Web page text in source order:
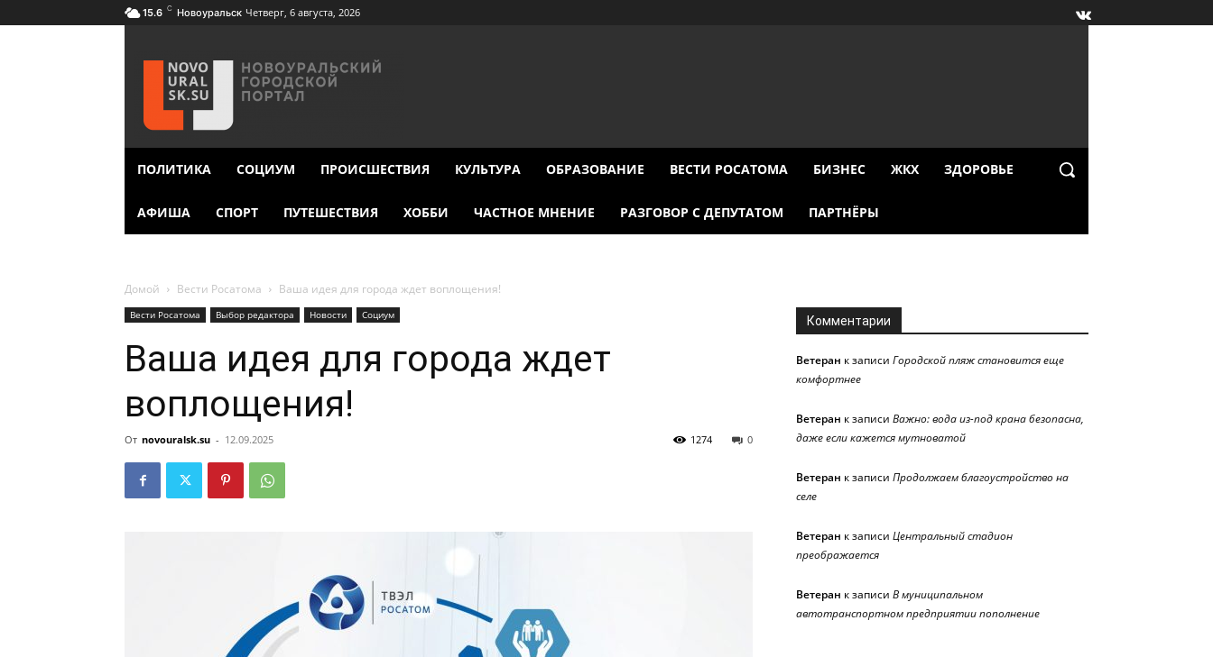
15.6 C Новоуральск Четверг, 6 августа, 2026
ПОЛИТИКА СОЦИУМ ПРОИСШЕСТВИЯ КУЛЬТУРА ОБРАЗОВАНИЕ ВЕСТИ РОСАТОМА БИЗНЕС ЖКХ ЗДОРОВЬЕ
АФИША СПОРТ ПУТЕШЕСТВИЯ ХОББИ ЧАСТНОЕ МНЕНИЕ РАЗГОВОР С ДЕПУТАТОМ ПАРТНЁРЫ
Домой Вести Росатома Ваша идея для города ждет воплощения!
Вести Росатома Выбор редактора Новости Социум
Ваша идея для города ждет
воплощения!
От novouralsk.su - 12.09.2025 0
1274
Комментарии
Ветеран к записи Городской пляж становится еще
комфортнее
Ветеран к записи Важно: вода из-под крана безопасна,
даже если кажется мутноватой
Ветеран к записи Продолжаем благоустройство на
селе
Ветеран к записи Центральный стадион
преображается
Ветеран к записи В муниципальном
автотранспортном предприятии пополнение